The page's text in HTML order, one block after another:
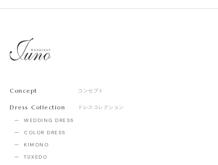
Concept コンセプト
Dress Collection ドレスコレクション
WEDDING DRESS
COLOR DRESS
KIMONO
TUXEDO